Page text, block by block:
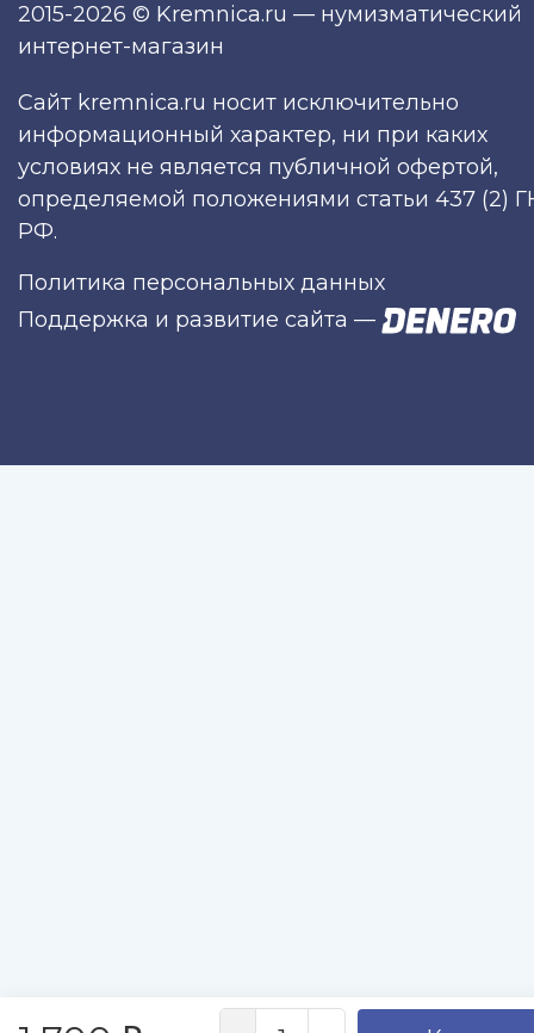
2015-2026 © Kremnica.ru — нумизматический
интернет-магазин
Сайт kremnica.ru носит исключительно
информационный характер, ни при каких
условиях не является публичной офертой,
определяемой положениями статьи 437 (2)
РФ.
Политика персональных данных
Поддержка и развитие сайта —